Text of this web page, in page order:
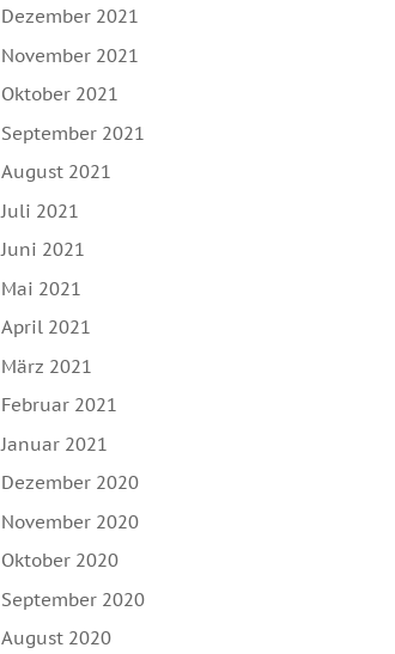
Dezember 2021
November 2021
Oktober 2021
September 2021
August 2021
Juli 2021
Juni 2021
Mai 2021
April 2021
März 2021
Februar 2021
Januar 2021
Dezember 2020
November 2020
Oktober 2020
September 2020
August 2020